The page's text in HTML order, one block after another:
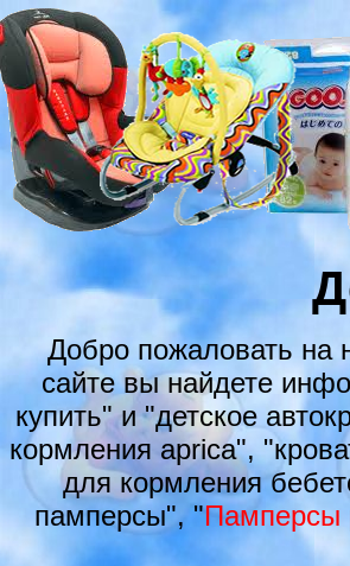
Добро пожаловать
сайте вы найдете
купить" и "детское
кормления aprica",
для кормления
памперсы", "Памперсы